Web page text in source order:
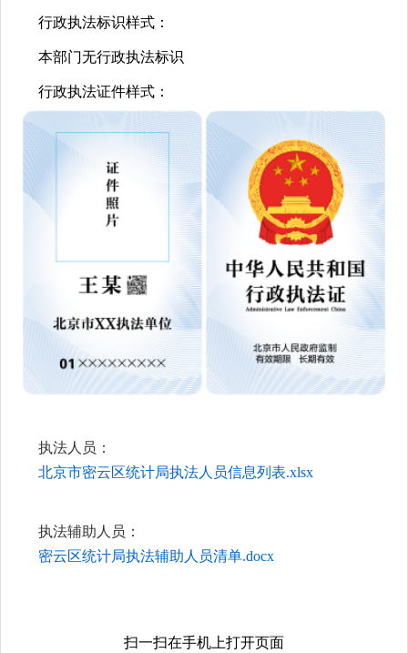
行政执法标识样式：
本部门无行政执法标识
行政执法证件样式：
执法人员：
北京市密云区统计局执法人员信息列表.xlsx
执法辅助人员：
密云区统计局执法辅助人员清单.docx
扫一扫在手机上打开页面